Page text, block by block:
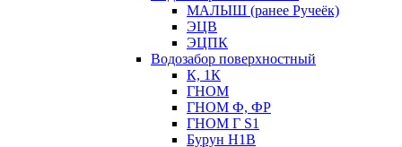
МАЛЫШ (ранее Ручеёк)
ЭЦВ
ЭЦПК
Водозабор поверхностный
К, 1К
ГНОМ
ГНОМ Ф, ФР
ГНОМ Г S1
Бурун Н1В